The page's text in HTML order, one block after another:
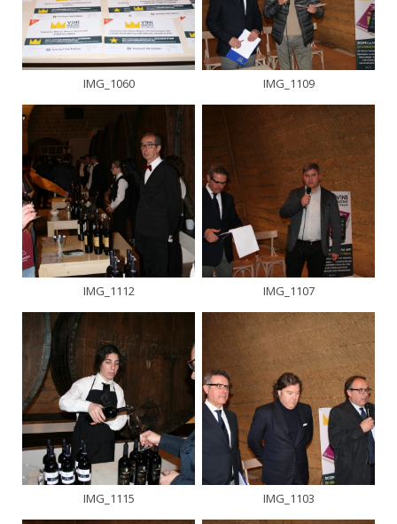
IMG_1060 IMG_1109
IMG_1112 IMG_1107
IMG_1115 IMG_1103